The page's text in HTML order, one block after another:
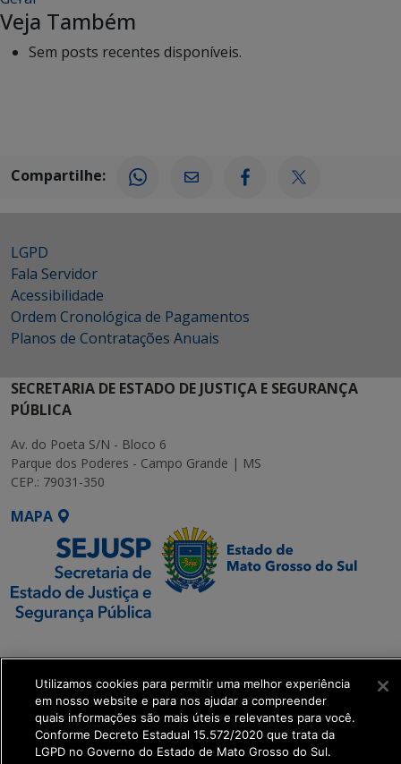
Veja Também
Sem posts recentes disponíveis.
Compartilhe:
LGPD
Fala Servidor
Acessibilidade
Ordem Cronológica de Pagamentos
Planos de Contratações Anuais
SECRETARIA DE ESTADO DE JUSTIÇA E SEGURANÇA
PÚBLICA
Av. do Poeta S/N - Bloco 6
Parque dos Poderes - Campo Grande | MS
CEP.: 79031-350
MAPA
Executiva de
Transformação Digital
get_footer();
Utilizamos cookies para permitir uma melhor experiência
em nosso website e para nos ajudar a compreender
quais informações são mais úteis e relevantes para você.
Conforme Decreto Estadual 15.572/2020 que trata da
LGPD no Governo do Estado de Mato Grosso do Sul.